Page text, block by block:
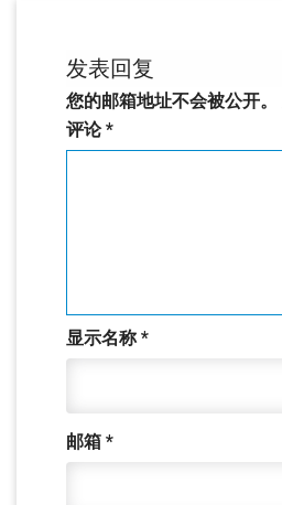
发表回复
您的邮箱地址不会被公开。
评论*
显示名称*
邮箱 *